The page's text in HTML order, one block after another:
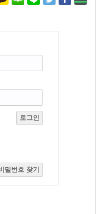
로그인
밀번호 찾기